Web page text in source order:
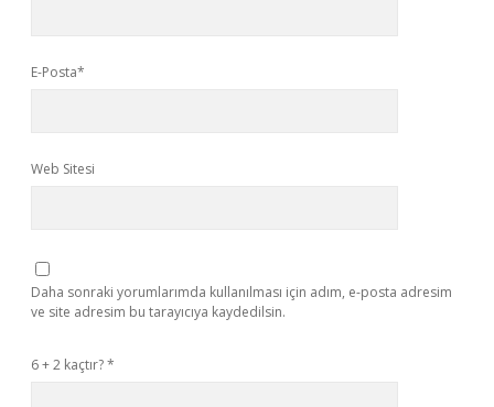
E-Posta*
Web Sitesi
Daha sonraki yorumlarımda kullanılması için adım, e-posta adresim
ve site adresim bu tarayıcıya kaydedilsin.
6 + 2 kaçtır?*